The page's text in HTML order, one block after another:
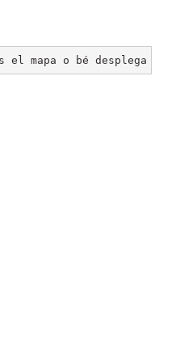
el mapa o bé desplega